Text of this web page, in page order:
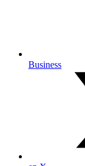
Business